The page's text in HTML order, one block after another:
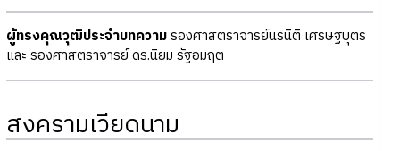
ผู้ทรงคุณวุฒิประจำบทความรองศาสตราจารย์นรนิติ เศรษฐบุตร
และ รองศาสตราจารย์ ดร.นิยม รัฐอมฤต
สงครามเวียดนาม